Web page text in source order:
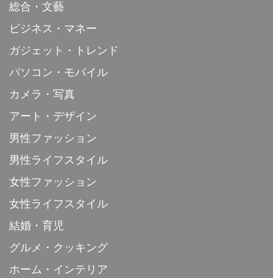
総合・文藝
ビジネス・マネー
ガジェット・トレンド
パソコン・モバイル
カメラ・写真
アート・デザイン
男性ファッション
男性ライフスタイル
女性ファッション
女性ライフスタイル
結婚・育児
グルメ・クッキング
ホーム・インテリア